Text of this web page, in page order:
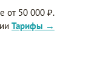
от 50 000 ₽.
Тарифы →